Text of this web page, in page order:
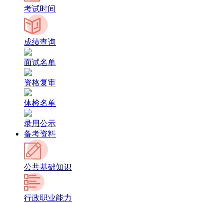
考试时间
成绩查询
面试名单
资格复审
体检名单
录用公示
备考资料
公共基础知识
行政职业能力